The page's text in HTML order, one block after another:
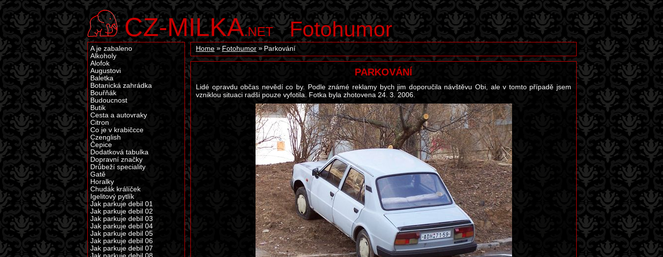
CZ-MILKA.NET Fotohumor
Home Fotohumor Parkování
PARKOVÁNÍ
Lidé opravdu občas nevědí co by. Podle známé reklamy bych jim doporučila návštěvu Obi, ale v tomto případě jsem
vzniklou situaci radši pouze vyfotila. Fotka byla zhotovena 24. 3. 2006.
A je zabaleno
Alkoholy
Alofok
Augustovi
Baletka
Botanická zahrádka
Bouřňák
Budoucnost
Butik
Cesta a autovraky
Citron
Co je v krabičcce
Czenglish
Čepice
Dodatková tabulka
Dopravní značky
Drůbeží speciality
Gatě
Horalky
Chudák králíček
Igelitový pytlík
Jak parkuje debil 01
Jak parkuje debil 02
Jak parkuje debil 03
Jak parkuje debil 04
Jak parkuje debil 05
Jak parkuje debil 06
Jak parkuje debil 07